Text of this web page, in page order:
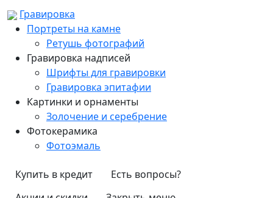
Гравировка
Портреты на камне
Ретушь фотографий
Гравировка надписей
Шрифты для гравировки
Гравировка эпитафии
Картинки и орнаменты
Золочение и серебрение
Фотокерамика
Фотоэмаль
Купить в кредит
Есть вопросы?